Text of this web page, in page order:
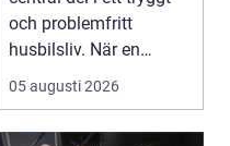
och problemfritt
husbilsliv. När en
05 augusti 2026